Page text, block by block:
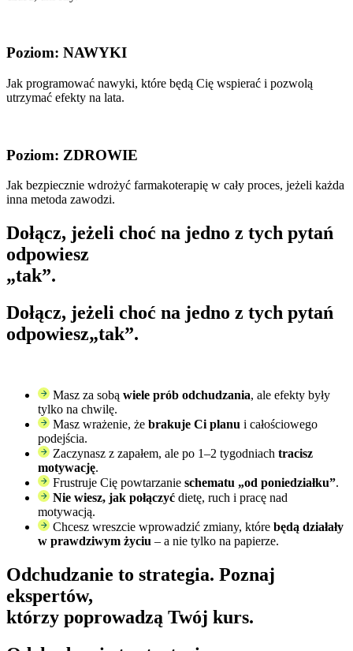
Poziom: NAWYKI
Jak programować nawyki, które będą Cię wspierać i pozwolą
utrzymać efekty na lata.
Poziom: ZDROWIE
Jak bezpiecznie wdrożyć farmakoterapię w cały proces, jeżeli każda
inna metoda zawodzi.
Dołącz, jeżeli choć na jedno z tych pytań
odpowiesz
„tak”.
Dołącz, jeżeli choć na jedno z tych pytań
odpowiesz„tak”.
Masz za sobą wiele prób odchudzania, ale efekty były
tylko na chwilę.
Masz wrażenie, że brakuje Ci planu i całościowego
podejścia.
Zaczynasz z zapałem, ale po 1–2 tygodniach tracisz
motywację.
Frustruje Cię powtarzanie schematu „od poniedziałku”.
Nie wiesz, jak połączyć dietę, ruch i pracę nad
motywacją.
Chcesz wreszcie wprowadzić zmiany, które będą działały
w prawdziwym życiu – a nie tylko na papierze.
Odchudzanie to strategia. Poznaj
ekspertów,
którzy poprowadzą Twój kurs.